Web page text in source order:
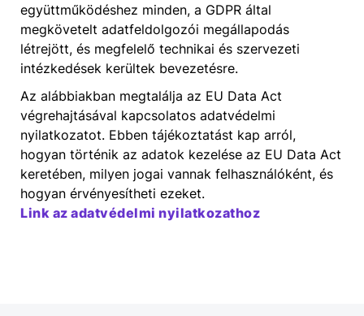
együttműködéshez minden, a GDPR által
megkövetelt adatfeldolgozói megállapodás
létrejött, és megfelelő technikai és szervezeti
intézkedések kerültek bevezetésre.
Az alábbiakban megtalálja az EU Data Act
végrehajtásával kapcsolatos adatvédelmi
nyilatkozatot. Ebben tájékoztatást kap arról,
hogyan történik az adatok kezelése az EU Data Act
keretében, milyen jogai vannak felhasználóként, és
hogyan érvényesítheti ezeket.
Link az adatvédelmi nyilatkozathoz